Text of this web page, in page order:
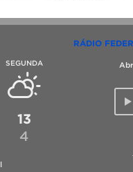
SEGUNDA
13
4
RÁDIO